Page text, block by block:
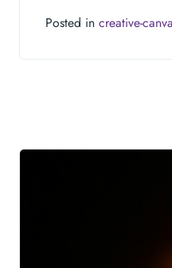
Posted in creative-